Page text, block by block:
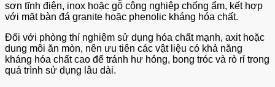
sơn tĩnh điện, inox hoặc gỗ công nghiệp chống ẩm, kết hợp
với mặt bàn đá granite hoặc phenolic kháng hóa chất.
Đối với phòng thí nghiệm sử dụng hóa chất mạnh, axit hoặc
dung môi ăn mòn, nên ưu tiên các vật liệu có khả năng
kháng hóa chất cao để tránh hư hỏng, bong tróc và rò rỉ trong
quá trình sử dụng lâu dài.